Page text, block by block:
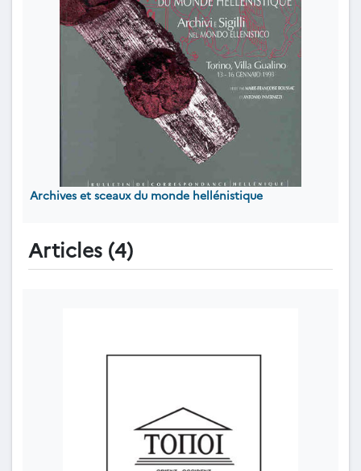
Archives et sceaux du monde hellénistique
Articles (4)